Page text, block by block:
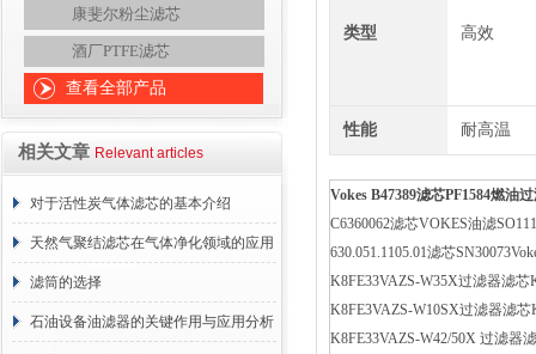
康斐尔粉尘滤芯
酒厂PTFE滤芯
查看全部产品
相关文章 Relevant articles
对于活性炭气体滤芯的基本介绍
天然气聚结滤芯在气体净化领域的应用
与重要性
滤筒的选择
石油设备油滤器的关键作用与应用分析
类型 高效
性能 耐高温
Vokes B47389滤芯PF1584燃油
C6360062滤芯VOKES油滤
630.051.1105.01滤芯
K8FE33VAZS-W35X过滤器滤
K8FE3VAZS-W10SX过滤器滤
K8FE33VAZS-W42/50X 过滤器